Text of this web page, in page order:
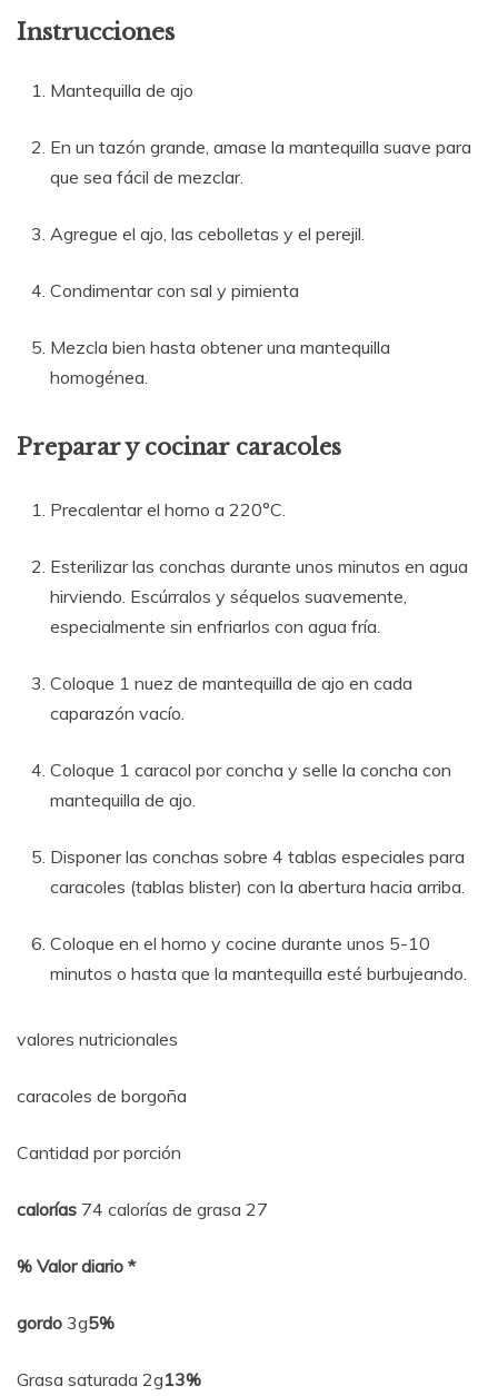
Instrucciones
Mantequilla de ajo
En un tazón grande, amase la mantequilla suave para
que sea fácil de mezclar.
Agregue el ajo, las cebolletas y el perejil.
Condimentar con sal y pimienta
Mezcla bien hasta obtener una mantequilla
homogénea.
Preparar y cocinar caracoles
Precalentar el horno a 220°C.
Esterilizar las conchas durante unos minutos en agua
hirviendo. Escúrralos y séquelos suavemente,
especialmente sin enfriarlos con agua fría.
Coloque 1 nuez de mantequilla de ajo en cada
caparazón vacío.
Coloque 1 caracol por concha y selle la concha con
mantequilla de ajo.
Disponer las conchas sobre 4 tablas especiales para
caracoles (tablas blister) con la abertura hacia arriba.
Coloque en el horno y cocine durante unos 5-10
minutos o hasta que la mantequilla esté burbujeando.
valores nutricionales
caracoles de borgoña
Cantidad por porción
calorías 74 calorías de grasa 27
% Valor diario *
gordo 3g5%
Grasa saturada 2g13%